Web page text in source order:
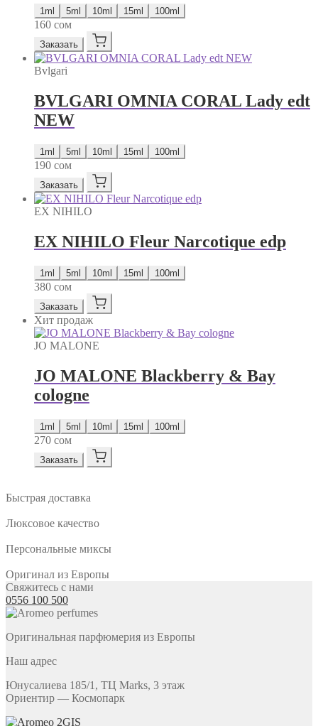
1ml 5ml 10ml 15ml 100ml
160 сом
Заказать
Bvlgari
BVLGARI OMNIA CORAL Lady edt
NEW
1ml 5ml 10ml 15ml 100ml
190 сом
Заказать
EX NIHILO
EX NIHILO Fleur Narcotique edp
1ml 5ml 10ml 15ml 100ml
380 сом
Заказать
Хит продаж
JO MALONE
JO MALONE Blackberry & Bay
cologne
1ml 5ml 10ml 15ml 100ml
270 сом
Заказать
Быстрая доставка
Люксовое качество
Персональные миксы
Оригинал из Европы
Свяжитесь с нами
0556 100 500
Оригинальная парфюмерия из Европы
Наш адрес
Юнусалиева 185/1, ТЦ Marks, 3 этаж
Ориентир — Космопарк